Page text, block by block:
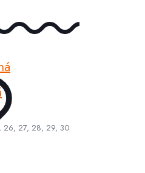
26, 27, 28, 29, 30